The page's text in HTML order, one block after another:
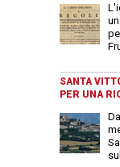
SANTA
PER UNA